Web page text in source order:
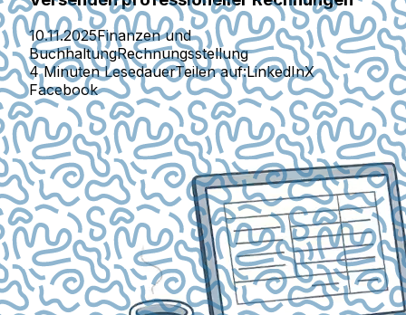
10.11.2025Finanzen und
BuchhaltungRechnungsstellung
4 Minuten LesedauerTeilen auf:LinkedInX
Facebook